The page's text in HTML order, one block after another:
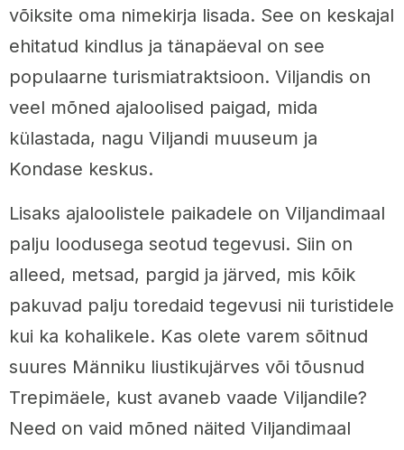
võiksite oma nimekirja lisada. See on keskajal
ehitatud kindlus ja tänapäeval on see
populaarne turismiatraktsioon. Viljandis on
veel mõned ajaloolised paigad, mida
külastada, nagu Viljandi muuseum ja
Kondase keskus.
Lisaks ajaloolistele paikadele on Viljandimaal
palju loodusega seotud tegevusi. Siin on
alleed, metsad, pargid ja järved, mis kõik
pakuvad palju toredaid tegevusi nii turistidele
kui ka kohalikele. Kas olete varem sõitnud
suures Männiku liustikujärves või tõusnud
Trepimäele, kust avaneb vaade Viljandile?
Need on vaid mõned näited Viljandimaal